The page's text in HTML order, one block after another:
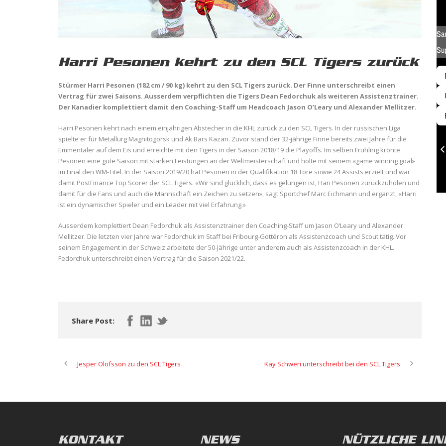
Harri Pesonen kehrt zu den SCL Tigers zurück
Stürmer Harri Pesonen (182 cm / 90 kg) kehrt zu den SCL Tigers zurück. Der Finne unterschreibt einen
Vertrag für zwei Saisons. Ausserdem verpflichten die Tigers Dean Fedorchuk als weiteren Assistenztrainer.
Der Kanadier komplettiert damit den Coaching-Staff um Headcoach Jason O’Leary und Alexander Mellitzer.
Harri Pesonen kehrt nach einem einjährigen Abstecher in die KHL zurück zu den SCL Tigers. In der russischen Liga
spielte er für Metallurg Magnitogorsk und Ak Bars Kazan. Zuvor stand der 32-jährige Finne bereits zwei Jahre für die
Emmentaler auf dem Eis und erreichte mit den Tigers in der Saison 2018/19 die Playoffs. Im selben Frühling krönte
Pesonen eine gute Saison mit starken Leistungen an der Weltmeisterschaft und holte mit seinem «game winning goal»
im Final den WM-Titel. In der Saison 2019/20 hat Pesonen in der Qualifikation 18 Tore sowie 24 Assists erzielt und war
damit PostFinance Top Scorer der SCL Tigers. «Wir sind glücklich, dass es gelungen ist, Hari Pesonen zurückzuholen und
damit für die Fans und auch die Mannschaft ein Zeichen zu setzen», sagt Sportchef Marc Eichmann und ergänzt, «Harri
ist ein dynamischer Spieler und ein Leader mit viel Erfahrung.»
Ausserdem komplettiert Dean Fedorchuk als Assistenztrainer den Coaching-Staff um Jason O’Leary und Alexander
Mellitzer. Die letzten vier Jahre war Fedorchuk im Staff bei Fribourg-Gottéron als Assistenzcoach und Scout tätig. Vor
seinem Engagement in der Schweiz arbeitete der 50-Jährige unter anderem auch als Assistenzcoach in der KHL.
Fedorchuk unterschreibt einen Vertrag für die Saison 2021/22.
Share Post:
Jesper Olofsson zu den SCL Tigers Kay Schweri unterschreibt bei den SCL Tigers
KONTAKT NEWS NÜTZLICHE